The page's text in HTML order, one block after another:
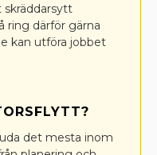
ring därför gärna
kan utföra jobbet
det mesta inom